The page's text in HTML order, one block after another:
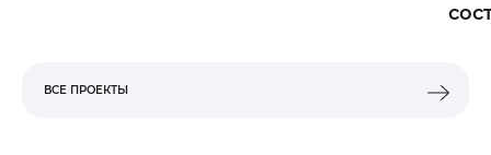
ВСЕ ПРОЕКТЫ